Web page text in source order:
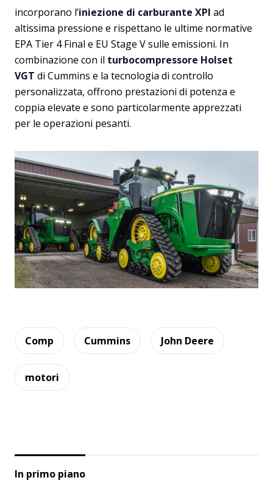
incorporano l’iniezione di carburante XPI ad
altissima pressione e rispettano le ultime normative
EPA Tier 4 Final e EU Stage V sulle emissioni. In
combinazione con il turbocompressore Holset
VGT di Cummins e la tecnologia di controllo
personalizzata, offrono prestazioni di potenza e
coppia elevate e sono particolarmente apprezzati
per le operazioni pesanti.
Comp Cummins John Deere
motori
In primo piano